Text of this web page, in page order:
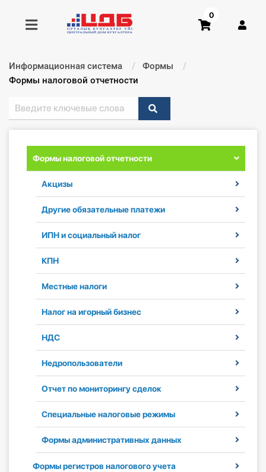
Получить консультацию
Купить доступ
Главная ИС
Формы
Библиотека бухгалтера
Инструменты
Вебинары
Справочник бухгалтера
Практика ИП
Кадры. Труд. Зарплата.
Учет по отраслям
0
Информационная система
Формы
Текущий:
Формы налоговой отчетности
Формы налоговой отчетности
Акцизы
Другие обязательные платежи
ИПН и социальный налог
КПН
Местные налоги
Налог на игорный бизнес
НДС
Недропользователи
Отчет по мониторингу сделок
Специальные налоговые режимы
Формы административных данных
Формы регистров налогового учета